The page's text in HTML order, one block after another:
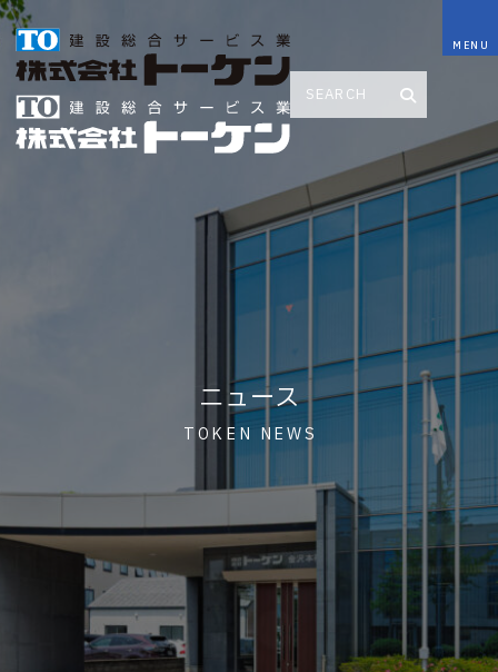
ニュース
TOKEN NEWS